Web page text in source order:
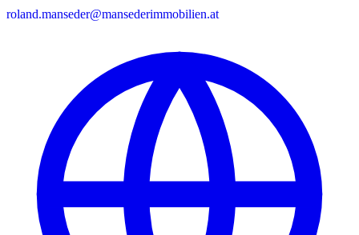
roland.manseder@mansederimmobilien.at